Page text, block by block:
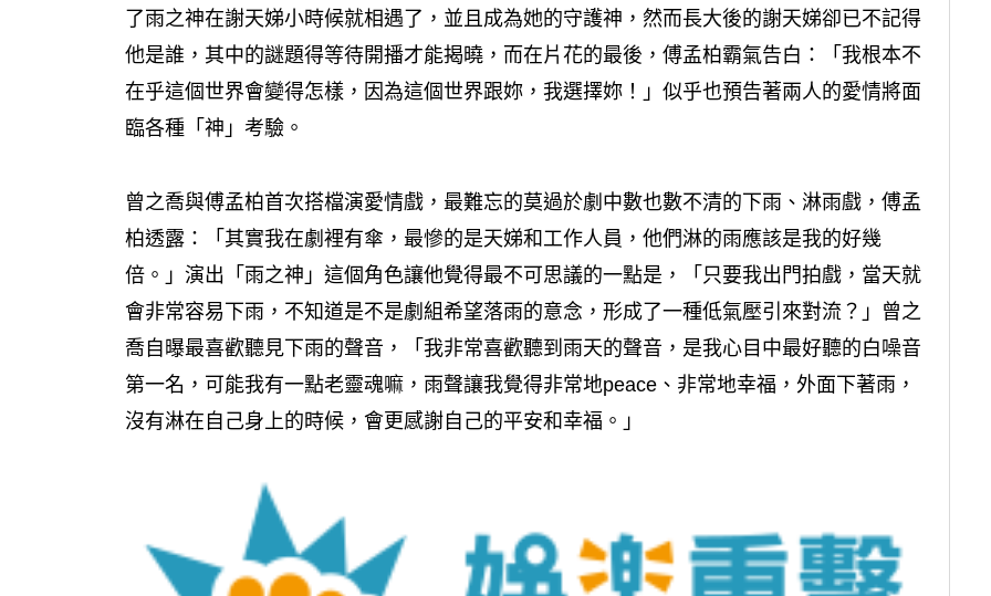
了雨之神在謝天娣小時候就相遇了，並且成為她的守護神，然而長大後的謝天娣卻已不記得
他是誰，其中的謎題得等待開播才能揭曉，而在片花的最後，傅孟柏霸氣告白：「我根本不
在乎這個世界會變得怎樣，因為這個世界跟妳，我選擇妳！」似乎也預告著兩人的愛情將面
臨各種「神」考驗。
曾之喬與傅孟柏首次搭檔演愛情戲，最難忘的莫過於劇中數也數不清的下雨、淋雨戲，傅孟
柏透露：「其實我在劇裡有傘，最慘的是天娣和工作人員，他們淋的雨應該是我的好幾
倍。」演出「雨之神」這個角色讓他覺得最不可思議的一點是，「只要我出門拍戲，當天就
會非常容易下雨，不知道是不是劇組希望落雨的意念，形成了一種低氣壓引來對流？」曾之
喬自曝最喜歡聽見下雨的聲音，「我非常喜歡聽到雨天的聲音，是我心目中最好聽的白噪音
第一名，可能我有一點老靈魂嘛，雨聲讓我覺得非常地peace、非常地幸福，外面下著雨，
沒有淋在自己身上的時候，會更感謝自己的平安和幸福。」